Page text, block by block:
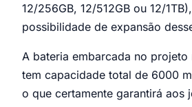
12/256GB, 12/512GB ou 12/
possibilidade de expansão
A bateria embarcada no
tem capacidade total de 6000
o que certamente garantirá aos